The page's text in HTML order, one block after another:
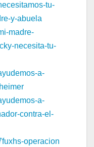
tu-
y-abuela
madre-
necesita-tu-
a-
a-
contra-el-
operacion